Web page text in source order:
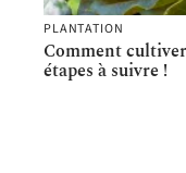
PLANTATION
Comment
étapes à suivre !